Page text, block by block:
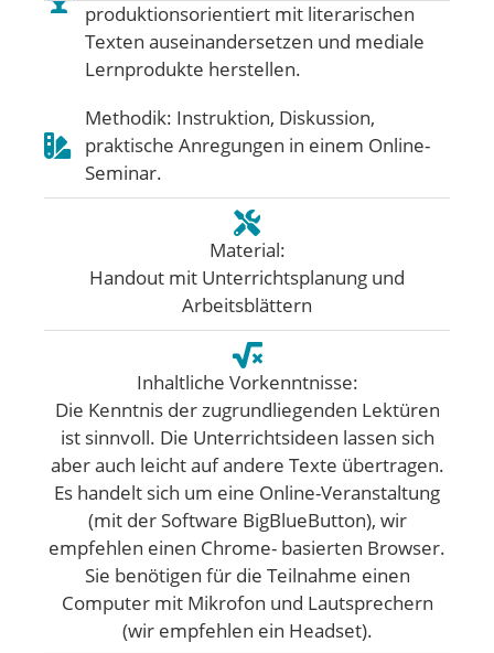
produktionsorientiert mit literarischen
Texten auseinandersetzen und mediale
Lernprodukte herstellen.
Methodik: Instruktion, Diskussion,
praktische Anregungen in einem Online-
Seminar.
Material:
Handout mit Unterrichtsplanung und
Arbeitsblättern
Inhaltliche Vorkenntnisse:
Die Kenntnis der zugrundliegenden Lektüren
ist sinnvoll. Die Unterrichtsideen lassen sich
aber auch leicht auf andere Texte übertragen.
Es handelt sich um eine Online-Veranstaltung
(mit der Software BigBlueButton), wir
empfehlen einen Chrome- basierten Browser.
Sie benötigen für die Teilnahme einen
Computer mit Mikrofon und Lautsprechern
(wir empfehlen ein Headset).